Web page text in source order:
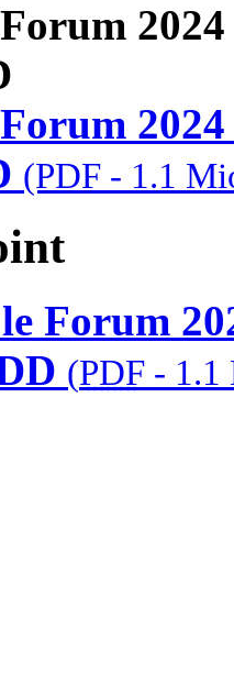
(PDF - 1.1
Forum
(PDF - 1.1